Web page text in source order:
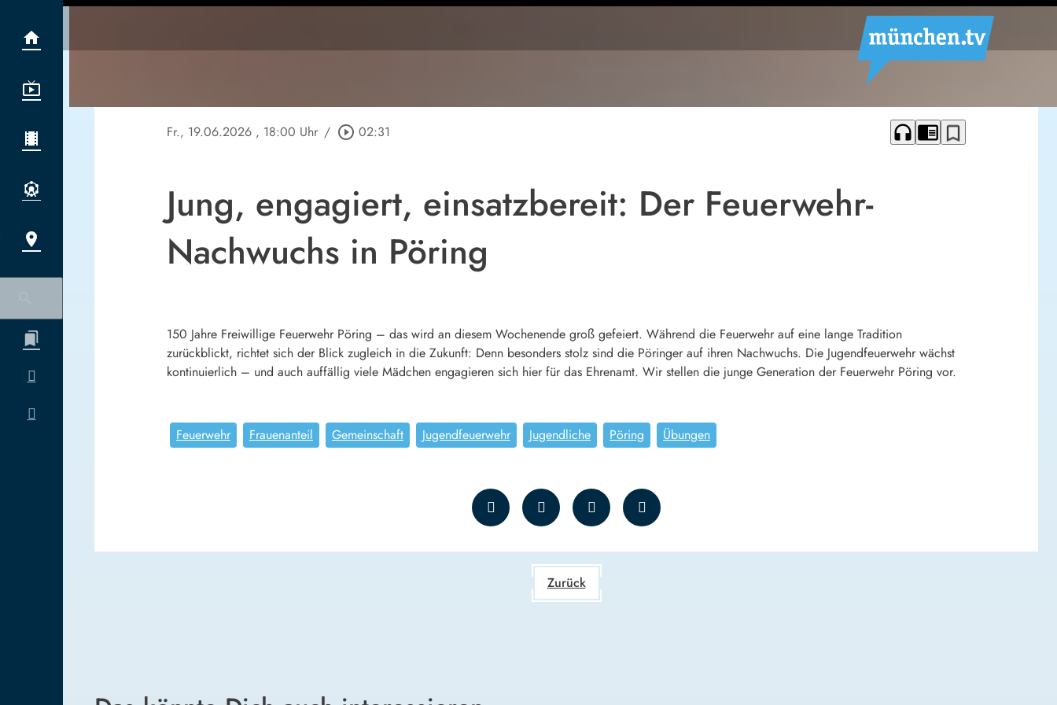
Fr., 19.06.2026 , 18:00 Uhr / play_circle_outline 02:31 headphones chrome_reader_mode bookmark_border
Jung, engagiert, einsatzbereit: Der Feuerwehr-
Nachwuchs in Pöring
150 Jahre Freiwillige Feuerwehr Pöring – das wird an diesem Wochenende groß gefeiert. Während die Feuerwehr auf eine lange Tradition
zurückblickt, richtet sich der Blick zugleich in die Zukunft: Denn besonders stolz sind die Pöringer auf ihren Nachwuchs. Die Jugendfeuerwehr wächst
kontinuierlich – und auch auffällig viele Mädchen engagieren sich hier für das Ehrenamt. Wir stellen die junge Generation der Feuerwehr Pöring vor.
Feuerwehr Frauenanteil Gemeinschaft Jugendfeuerwehr Jugendliche Pöring Übungen
Zurück